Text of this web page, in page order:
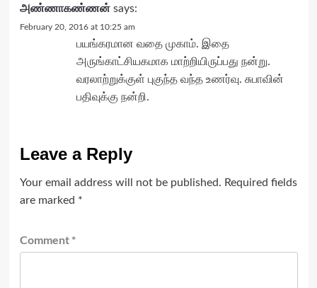
அண்ணாகண்ணன் says:
February 20, 2016 at 10:25 am
பயங்கரமான வதை முகாம். இதை
அருங்காட்சியகமாக மாற்றியிருப்பது நன்று.
வரலாற்றுக்குள் புகுந்த வந்த உணர்வு. சுபாவின்
பதிவுக்கு நன்றி.
Leave a Reply
Your email address will not be published. Required fields
are marked *
Comment *